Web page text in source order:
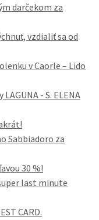
darčekom za
vzdialiť sa od
v Caorle – Lido
- S. ELENA
Sabbiadoro za
30 %!
last minute
CARD.